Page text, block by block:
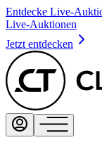
Entdecke Live-
Live-Auktionen
Jetzt entdecken